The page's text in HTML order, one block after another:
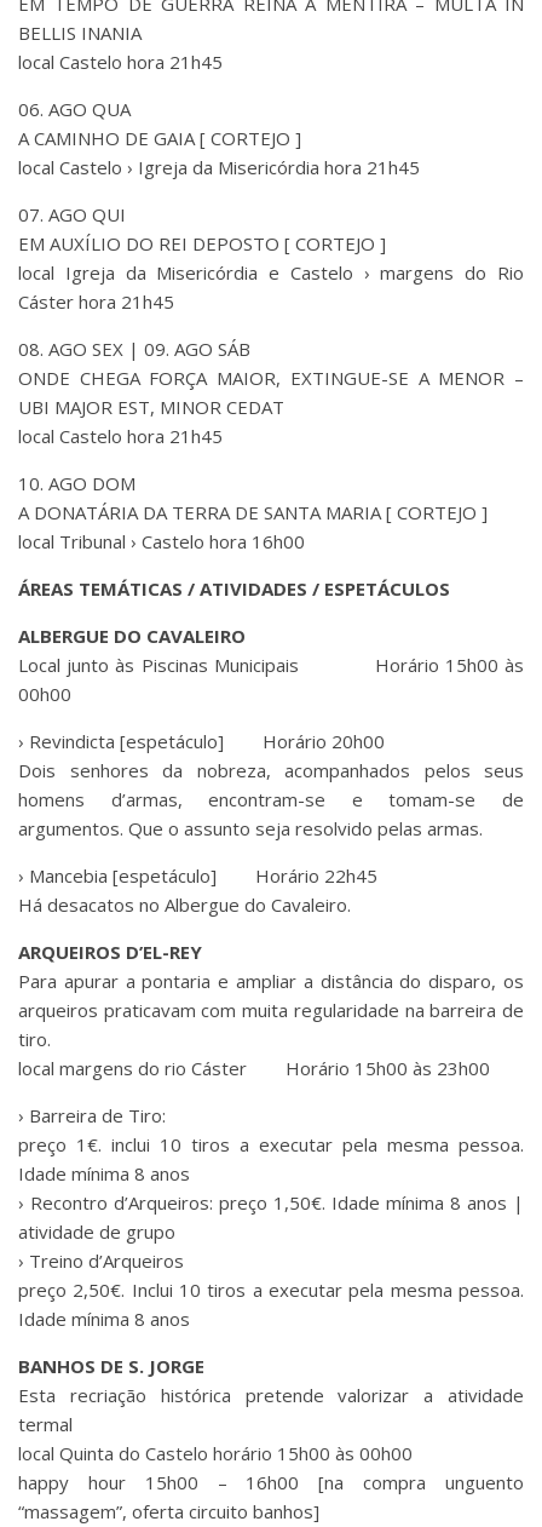
BELLIS INANIA
local Castelo hora 21h45
06. AGO QUA
A CAMINHO DE GAIA [ CORTEJO ]
local Castelo › Igreja da Misericórdia hora 21h45
07. AGO QUI
EM AUXÍLIO DO REI DEPOSTO [ CORTEJO ]
local Igreja da Misericórdia e Castelo › margens do Rio
Cáster hora 21h45
08. AGO SEX | 09. AGO SÁB
ONDE CHEGA FORÇA MAIOR, EXTINGUE-SE A MENOR –
UBI MAJOR EST, MINOR CEDAT
local Castelo hora 21h45
10. AGO DOM
A DONATÁRIA DA TERRA DE SANTA MARIA [ CORTEJO ]
local Tribunal › Castelo hora 16h00
ÁREAS TEMÁTICAS / ATIVIDADES / ESPETÁCULOS
ALBERGUE DO CAVALEIRO
Local junto às Piscinas Municipais Horário 15h00 às
00h00
› Revindicta [espetáculo] Horário 20h00
Dois senhores da nobreza, acompanhados pelos seus
homens d’armas, encontram-se e tomam-se de
argumentos. Que o assunto seja resolvido pelas armas.
› Mancebia [espetáculo] Horário 22h45
Há desacatos no Albergue do Cavaleiro.
ARQUEIROS D’EL-REY
Para apurar a pontaria e ampliar a distância do disparo, os
arqueiros praticavam com muita regularidade na barreira de
tiro.
local margens do rio Cáster Horário 15h00 às 23h00
› Barreira de Tiro:
preço 1€. inclui 10 tiros a executar pela mesma pessoa.
Idade mínima 8 anos
› Recontro d’Arqueiros: preço 1,50€. Idade mínima 8 anos |
atividade de grupo
› Treino d’Arqueiros
preço 2,50€. Inclui 10 tiros a executar pela mesma pessoa.
Idade mínima 8 anos
BANHOS DE S. JORGE
Esta recriação histórica pretende valorizar a atividade
termal
local Quinta do Castelo horário 15h00 às 00h00
happy hour 15h00 – 16h00 [na compra unguento
“massagem”, oferta circuito banhos]